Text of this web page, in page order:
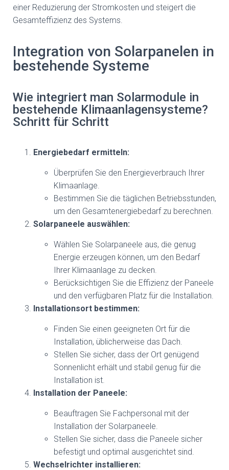
einer Reduzierung der Stromkosten und steigert die
Gesamteffizienz des Systems.
Integration von Solarpanelen in
bestehende Systeme
Wie integriert man Solarmodule in
bestehende Klimaanlagensysteme?
Schritt für Schritt
Energiebedarf ermitteln:
Überprüfen Sie den Energieverbrauch Ihrer
Klimaanlage.
Bestimmen Sie die täglichen Betriebsstunden,
um den Gesamtenergiebedarf zu berechnen.
Solarpaneele auswählen:
Wählen Sie Solarpaneele aus, die genug
Energie erzeugen können, um den Bedarf
Ihrer Klimaanlage zu decken.
Berücksichtigen Sie die Effizienz der Paneele
und den verfügbaren Platz für die Installation.
Installationsort bestimmen:
Finden Sie einen geeigneten Ort für die
Installation, üblicherweise das Dach.
Stellen Sie sicher, dass der Ort genügend
Sonnenlicht erhält und stabil genug für die
Installation ist.
Installation der Paneele:
Beauftragen Sie Fachpersonal mit der
Installation der Solarpaneele.
Stellen Sie sicher, dass die Paneele sicher
befestigt und optimal ausgerichtet sind.
Wechselrichter installieren: